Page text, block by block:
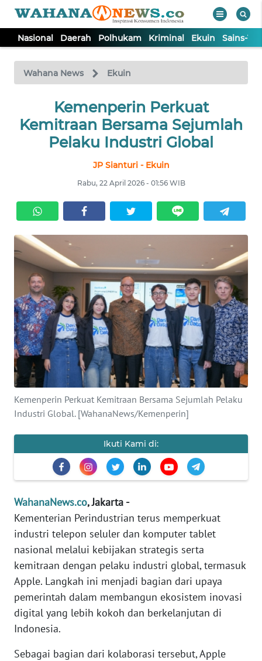
Nasional Daerah Polhukam Kriminal Ekuin Sains-
Wahana News Ekuin
Kemenperin Perkuat
Kemitraan Bersama Sejumlah
Pelaku Industri Global
JP Sianturi - Ekuin
Rabu, 22 April 2026 - 01:56 WIB
Kemenperin Perkuat Kemitraan Bersama Sejumlah Pelaku
Industri Global. [WahanaNews/Kemenperin]
Ikuti Kami di:
WahanaNews.co, Jakarta -
Kementerian Perindustrian terus memperkuat
industri telepon seluler dan komputer tablet
nasional melalui kebijakan strategis serta
kemitraan dengan pelaku industri global, termasuk
Apple. Langkah ini menjadi bagian dari upaya
pemerintah dalam membangun ekosistem inovasi
digital yang lebih kokoh dan berkelanjutan di
Indonesia.
Sebagai bagian dari kolaborasi tersebut, Apple
TV
Tutup
NASIONAL
DAERAH
KRIMINAL
EKUIN
SAINS-TEKNO
KESEHATAN
INTERNASIONAL
SERBA-SERBI
PENDIDIKAN
OLAHRAGA
EDITORIAL
Informasi
INDEKS
BERITA
KONTAK
KAMI
IKLAN